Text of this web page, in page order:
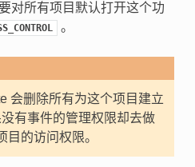
对所有项目默认打开这个功
。
会删除所有为这个项目建立
有事件的管理权限却去做
目的访问权限。